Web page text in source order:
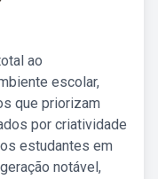
ao
escolar,
que priorizam
por criatividade
estudantes em
notável,